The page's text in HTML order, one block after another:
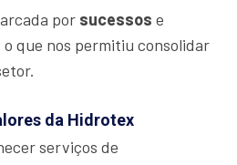
por sucessos e
o que nos permitiu consolidar
da Hidrotex
serviços de